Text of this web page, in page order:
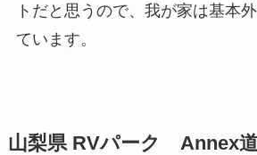
トだと思うので、我が家は基本
ています。
山梨県 RVパーク Annex